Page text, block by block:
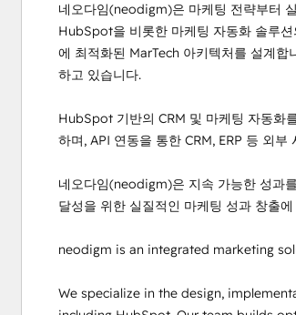
네오다임(neodigm)은 마케팅 전략부터
HubSpot을 비롯한 마케팅 자동화 솔루
에 최적화된 MarTech 아키텍처를 설계
하고 있습니다.
HubSpot 기반의 CRM 및 마케팅 자동화
하며, API 연동을 통한 CRM, ERP 등 외
네오다임(neodigm)은 지속 가능한 성과
달성을 위한 실질적인 마케팅 성과 창출
neodigm is an integrated marketing
We specialize in the design,